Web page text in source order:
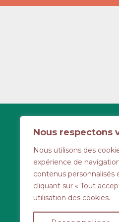
Nous respectons
Nous utilisons des
expérience de
contenus personnalisés
cliquant sur « Tout
utilisation des cookies.